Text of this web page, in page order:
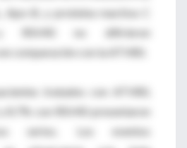
Apo-B, y proteína reactiva C
RSV40 no difirieron
comparación con la ATV80.
tratados con ATV80,
8.7% con RSV40 presentaron
serios. Los eventos